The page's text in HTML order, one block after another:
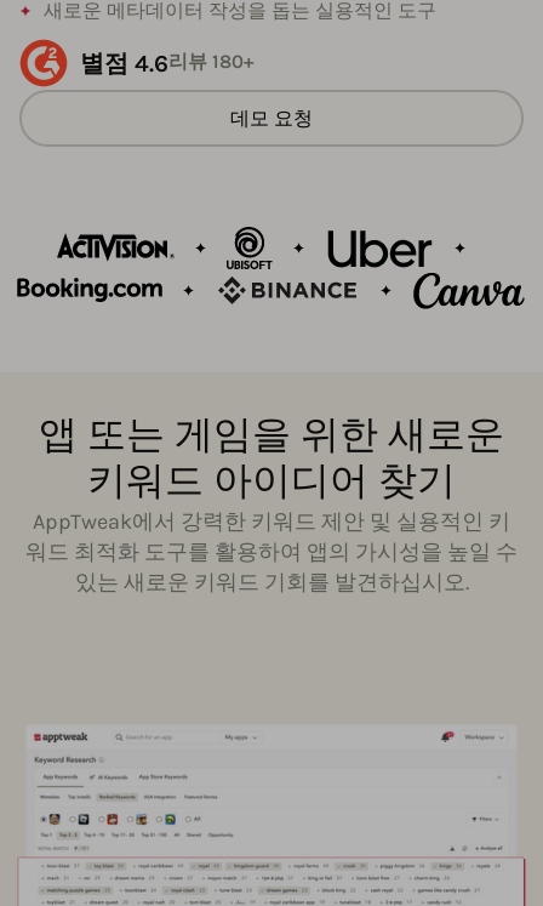
새로운 메타데이터 작성을 돕는 실용적인 도구
별점 4.6리뷰 180+
데모 요청
앱 또는 게임을 위한 새로운
키워드 아이디어 찾기
AppTweak에서 강력한 키워드 제안 및 실용적인 키
워드 최적화 도구를 활용하여 앱의 가시성을 높일 수
있는 새로운 키워드 기회를 발견하십시오.